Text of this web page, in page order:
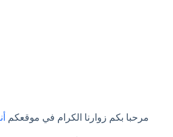
مرحبا بكم زوارنا الكرام في موقعكم